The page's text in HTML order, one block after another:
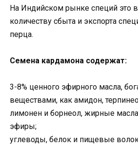
На Индийском рынке специй это
количеству сбыта и экспорта
перца.
Семена кардамона содержат:
3-8% ценного эфирного масла,
веществами, как амидон,
лимонен и борнеол, жирные
эфиры;
углеводы, белок и пищевые